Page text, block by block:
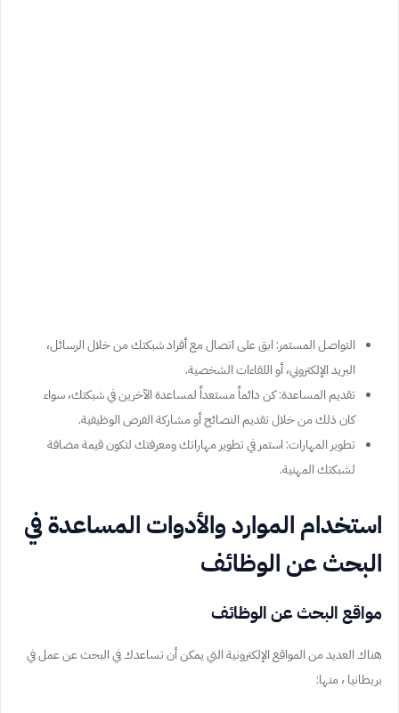
التواصل المستمر: ابق على اتصال مع أفراد شبكتك من خلال الرسائل،
البريد الإلكتروني، أو اللقاءات الشخصية.
تقديم المساعدة: كن دائماً مستعداً لمساعدة الآخرين في شبكتك، سواء
كان ذلك من خلال تقديم النصائح أو مشاركة الفرص الوظيفية.
تطوير المهارات: استمر في تطوير مهاراتك ومعرفتك لتكون قيمة مضافة
لشبكتك المهنية.
استخدام الموارد والأدوات المساعدة في
البحث عن الوظائف
مواقع البحث عن الوظائف
هناك العديد من المواقع الإلكترونية التي يمكن أن تساعدك في البحث عن عمل في
بريطانيا ، منها: